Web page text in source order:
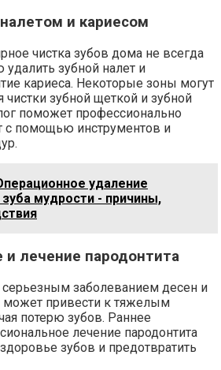
и кариесом
чистка зубов дома не всегда
удалить зубной налет и
кариеса. Некоторые зоны могут
зубной щеткой и зубной
поможет профессионально
с помощью инструментов и
удаление
мудрости - причины,
лечение пародонтита
серьезным заболеванием десен и
может привести к тяжелым
потерю зубов. Раннее
лечение пародонтита
зубов и предотвратить